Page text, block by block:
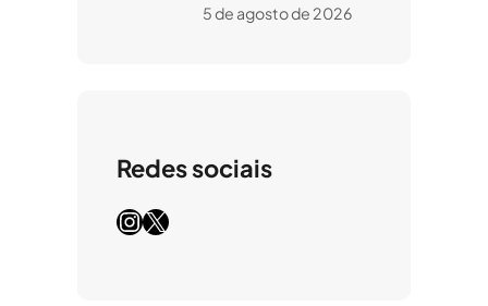
5 de agosto de 2026
Redes sociais
InstagramX